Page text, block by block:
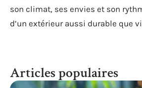
son climat, ses envies et son
d’un extérieur aussi durable que
Articles populaires